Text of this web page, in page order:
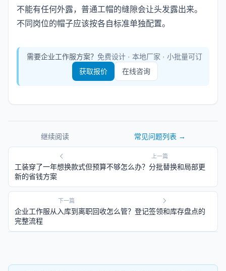
不能有任何外露，普通工帽的缝隙会让头发露出来。
不同岗位的帽子应该按各自标准单独配置。
需要企业工作服方案？ 免费设计 · 本地厂家 · 小批量可订
获取报价
在线咨询
继续阅读 常见问题列表 →
上一篇
工装穿了一年想换款式但预算不够怎么办？分批替换和局部更
新的省钱方案
下一篇
企业工作服从入库到离职回收怎么管？登记签领和库存盘点的
完整流程